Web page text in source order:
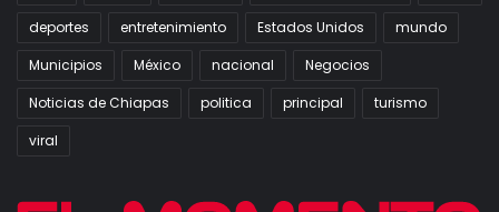
deportes
entretenimiento Estados Unidos
mundo
Municipios
México nacional
Negocios
Noticias de Chiapas
politica principal
turismo
viral